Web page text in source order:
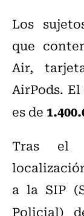
Los
que
Air,
AirPods.
es de
Tras el
a la SIP (
Policial)